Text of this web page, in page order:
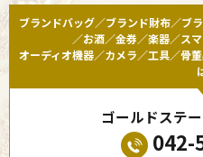
ブランドバッグ／ブランド財布／ブ
／お酒／金券／楽器／ス
オーディオ機器／カメラ／工具／骨
ゴールドステ
042-